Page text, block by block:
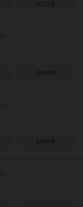
2011年
2016年
2004年